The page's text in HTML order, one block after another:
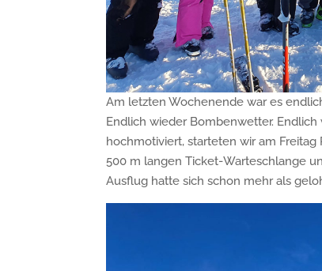
Am letzten Wochenende war es
Endlich wieder Bombenwetter.
hochmotiviert, starteten wir am Freitag
500 m langen Ticket-Warteschlange
Ausflug hatte sich schon mehr als